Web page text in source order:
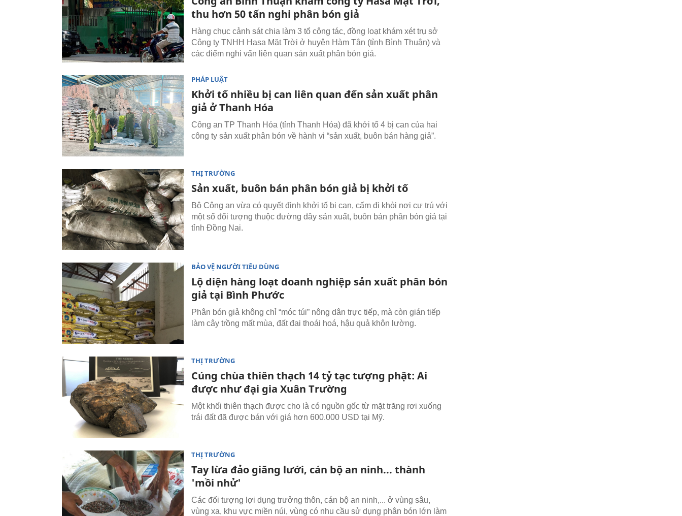
thu hơn 50 tấn nghi phân bón giả
Hàng chục cảnh sát chia làm 3 tổ công tác, đồng loạt khám xét trụ sở
Công ty TNHH Hasa Mặt Trời ở huyện Hàm Tân (tỉnh Bình Thuận) và
các điểm nghi vấn liên quan sản xuất phân bón giả.
PHÁP LUẬT
Khởi tố nhiều bị can liên quan đến sản xuất phân
giả ở Thanh Hóa
Công an TP Thanh Hóa (tỉnh Thanh Hóa) đã khởi tố 4 bị can của hai
công ty sản xuất phân bón về hành vi “sản xuất, buôn bán hàng giả”.
THỊ TRƯỜNG
Sản xuất, buôn bán phân bón giả bị khởi tố
Bộ Công an vừa có quyết định khởi tố bị can, cấm đi khỏi nơi cư trú với
một số đối tượng thuộc đường dây sản xuất, buôn bán phân bón giả tại
tỉnh Đồng Nai.
BẢO VỆ NGƯỜI TIÊU DÙNG
Lộ diện hàng loạt doanh nghiệp sản xuất phân bón
giả tại Bình Phước
Phân bón giả không chỉ “móc túi” nông dân trực tiếp, mà còn gián tiếp
làm cây trồng mất mùa, đất đai thoái hoá, hậu quả khôn lường.
THỊ TRƯỜNG
Cúng chùa thiên thạch 14 tỷ tạc tượng phật: Ai
được như đại gia Xuân Trường
Một khối thiên thạch được cho là có nguồn gốc từ mặt trăng rơi xuống
trái đất đã được bán với giá hơn 600.000 USD tại Mỹ.
THỊ TRƯỜNG
Tay lừa đảo giăng lưới, cán bộ an ninh... thành
'mồi nhử'
Các đối tượng lợi dụng trưởng thôn, cán bộ an ninh,... ở vùng sâu,
vùng xa, khu vực miền núi, vùng có nhu cầu sử dụng phân bón lớn làm